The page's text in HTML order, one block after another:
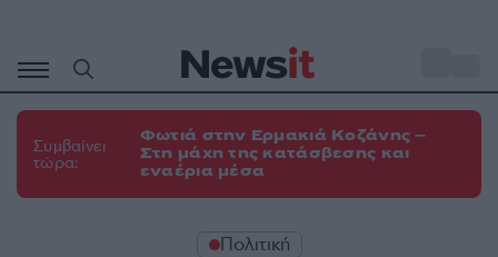
περιεχόμενο
Συμβαίνει
τώρα:
Φωτιά στην Ερμακιά Κοζάνης –
Στη μάχη της κατάσβεσης και
εναέρια μέσα
Πολιτική